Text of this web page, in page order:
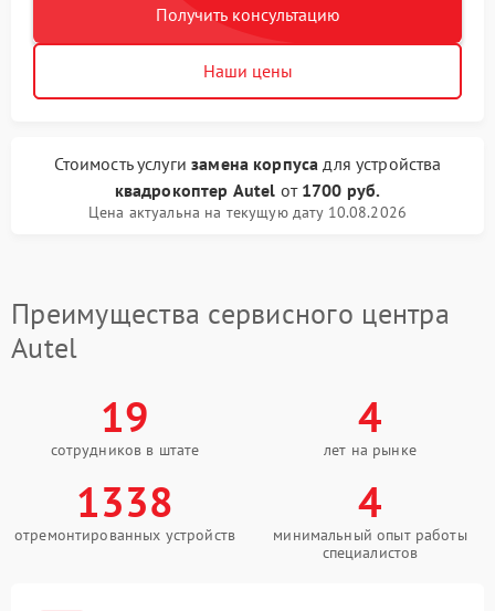
Получить консультацию
Наши цены
Стоимость услугизамена корпуса для устройства
квадрокоптер Autel от 1700 руб.
Цена актуальна на текущую дату 10.08.2026
Преимущества сервисного центра
Autel
19
сотрудников в штате
4
лет на рынке
1338
отремонтированных устройств
4
минимальный опыт работы
специалистов